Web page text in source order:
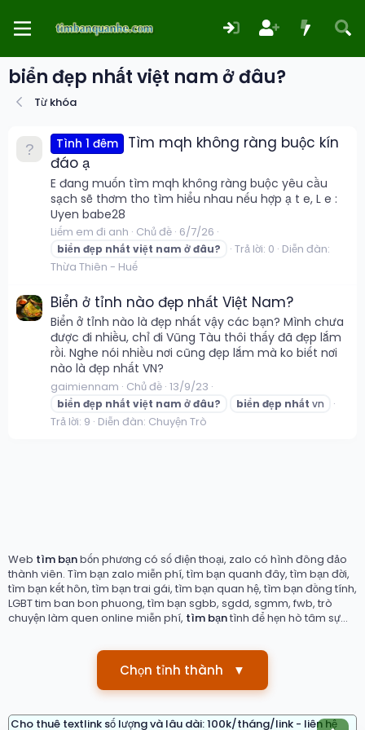
biển đẹp nhất việt nam ở đâu?
Từ khóa
Tình 1 đêm
Tìm mqh không ràng buộc kín
đáo ạ
E đang muốn tìm mqh không ràng buộc yêu cầu
sạch sẽ thơm tho tìm hiểu nhau nếu hợp ạ t e, L e :
Uyen babe28
Liếm em đi anh Chủ đề 6/7/26
biển đẹp nhất việt nam ởđâu? Trả lời: 0 Diễn đàn:
Thừa Thiên - Huế
Biển ở tỉnh nào đẹp nhất Việt Nam?
Biển ở tỉnh nào là đẹp nhất vậy các bạn? Mình chưa
được đi nhiều, chỉ đi Vũng Tàu thôi thấy đã đẹp lắm
rồi. Nghe nói nhiều nơi cũng đẹp lắm mà ko biết nơi
nào là đẹp nhất VN?
gaimiennam Chủ đề 13/9/23
biển đẹp nhất việt nam ởđâu? biển đẹp nhất vn
Trả lời: 9 Diễn đàn: Chuyện Trò
Web tìm bạnbốn phương có số điện thoại, zalo có hình đông đảo
thành viên. Tìm bạn zalo miễn phí, tìm bạn quanh đây, tìm bạn đời,
tìm bạn kết hôn, tìm bạn trai gái, tìm bạn quan hệ, tìm bạn đồng tính,
LGBT tim ban bon phuong, tìm bạn sgbb, sgdd, sgmm, fwb, trò
chuyện làm quen online miễn phí, tìm bạntình để hẹn hò tâm sự...
Chọn tỉnh thành ▼
Cho thuê textlink số lượng và lâu dài: 100k/tháng/link - liên hệ